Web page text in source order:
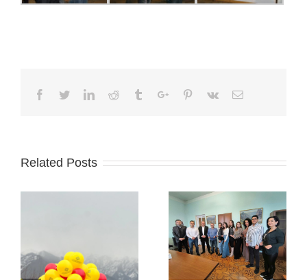
Facebook
TwitterLinkedinReddit TumblrGoogle+Pinterest
Vk Email
Related Posts